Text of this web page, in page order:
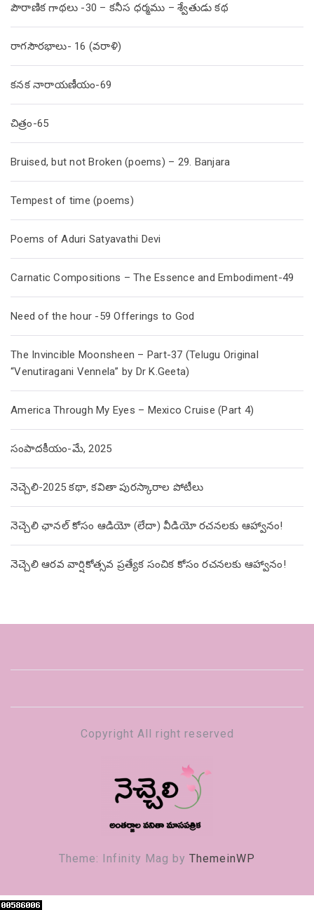
పౌరాణిక గాథలు -30 – కనీస ధర్మము – శ్వేతుడు కథ
రాగసౌరభాలు- 16 (వరాళి)
కనక నారాయణీయం-69
చిత్రం-65
Bruised, but not Broken (poems) – 29. Banjara
Tempest of time (poems)
Poems of Aduri Satyavathi Devi
Carnatic Compositions – The Essence and Embodiment-49
Need of the hour -59 Offerings to God
The Invincible Moonsheen – Part-37 (Telugu Original
“Venutiragani Vennela” by Dr K.Geeta)
America Through My Eyes – Mexico Cruise (Part 4)
సంపాదకీయం-మే, 2025
నెచ్చెలి-2025 కథా, కవితా పురస్కారాల పోటీలు
నెచ్చెలి ఛానల్ కోసం ఆడియో (లేదా) వీడియో రచనలకు ఆహ్వానం!
నెచ్చెలి ఆరవ వార్షికోత్సవ ప్రత్యేక సంచిక కోసం రచనలకు ఆహ్వానం!
Copyright All right reserved
Theme: Infinity Mag by ThemeinWP